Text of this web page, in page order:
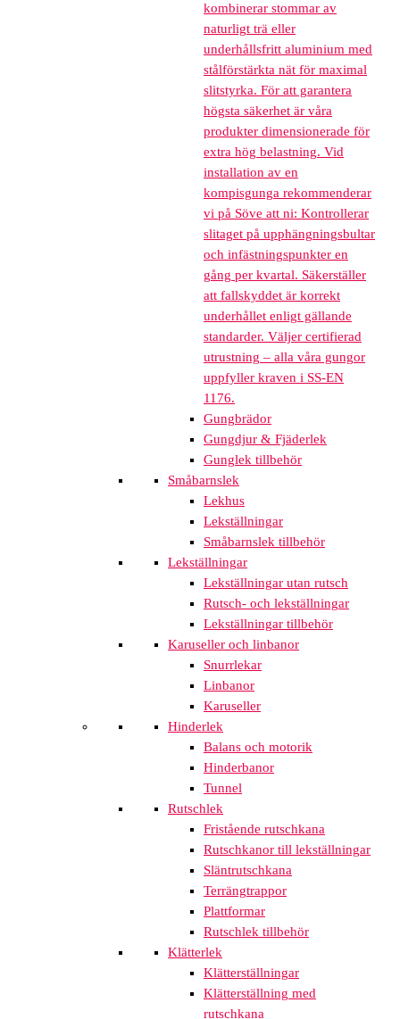
kombinerar stommar av
naturligt trä eller
underhållsfritt aluminium med
stålförstärkta nät för maximal
slitstyrka. För att garantera
högsta säkerhet är våra
produkter dimensionerade för
extra hög belastning. Vid
installation av en
kompisgunga rekommenderar
vi på Söve att ni: Kontrollerar
slitaget på upphängningsbultar
och infästningspunkter en
gång per kvartal. Säkerställer
att fallskyddet är korrekt
underhållet enligt gällande
standarder. Väljer certifierad
utrustning – alla våra gungor
uppfyller kraven i SS-EN
1176.
Gungbrädor
Gungdjur & Fjäderlek
Gunglek tillbehör
Småbarnslek
Lekhus
Lekställningar
Småbarnslek tillbehör
Lekställningar
Lekställningar utan rutsch
Rutsch- och lekställningar
Lekställningar tillbehör
Karuseller och linbanor
Snurrlekar
Linbanor
Karuseller
Hinderlek
Balans och motorik
Hinderbanor
Tunnel
Rutschlek
Fristående rutschkana
Rutschkanor till lekställningar
Släntrutschkana
Terrängtrappor
Plattformar
Rutschlek tillbehör
Klätterlek
Klätterställningar
Klätterställning med
rutschkana